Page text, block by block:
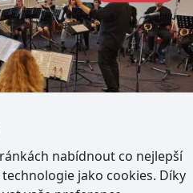
nabídnout co nejlepší
jako cookies. Díky